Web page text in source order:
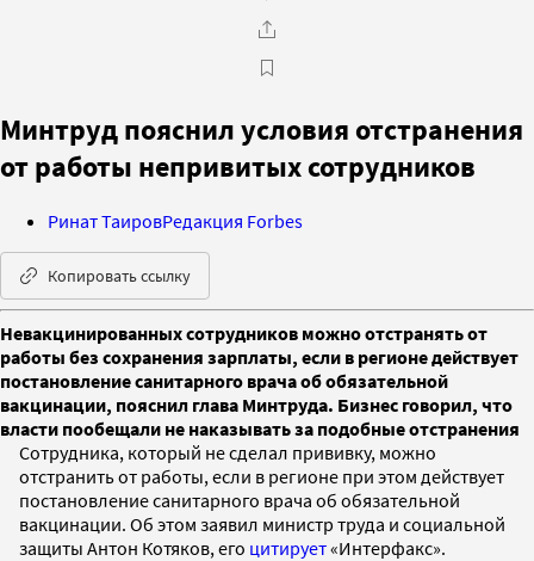
Минтруд пояснил условия отстранения
от работы непривитых сотрудников
Ринат ТаировРедакция Forbes
Копировать ссылку
Невакцинированных сотрудников можно отстранять от
работы без сохранения зарплаты, если в регионе действует
постановление санитарного врача об обязательной
вакцинации, пояснил глава Минтруда. Бизнес говорил, что
власти пообещали не наказывать за подобные отстранения
Сотрудника, который не сделал прививку, можно
отстранить от работы, если в регионе при этом действует
постановление санитарного врача об обязательной
вакцинации. Об этом заявил министр труда и социальной
защиты Антон Котяков, его цитирует«Интерфакс».